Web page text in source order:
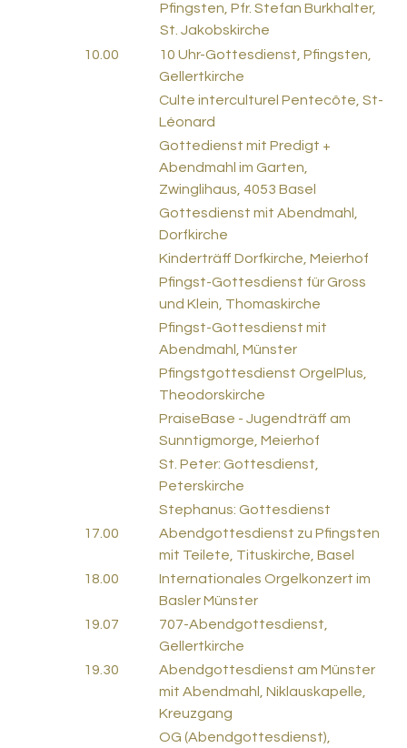
Pfingsten, Pfr. Stefan Burkhalter,
St. Jakobskirche
10.00
10 Uhr-Gottesdienst, Pfingsten,
Gellertkirche
Culte interculturel Pentecôte, St-
Léonard
Gottedienst mit Predigt +
Abendmahl im Garten,
Zwinglihaus, 4053 Basel
Gottesdienst mit Abendmahl,
Dorfkirche
Kinderträff Dorfkirche, Meierhof
Pfingst-Gottesdienst für Gross
und Klein, Thomaskirche
Pfingst-Gottesdienst mit
Abendmahl, Münster
Pfingstgottesdienst OrgelPlus,
Theodorskirche
PraiseBase - Jugendträff am
Sunntigmorge, Meierhof
St. Peter: Gottesdienst,
Peterskirche
Stephanus: Gottesdienst
17.00
Abendgottesdienst zu Pfingsten
mit Teilete, Tituskirche, Basel
18.00
Internationales Orgelkonzert im
Basler Münster
19.07
707-Abendgottesdienst,
Gellertkirche
19.30
Abendgottesdienst am Münster
mit Abendmahl, Niklauskapelle,
Kreuzgang
OG (Abendgottesdienst),